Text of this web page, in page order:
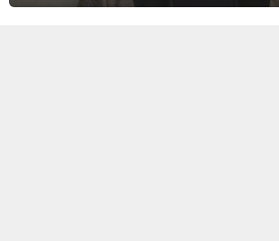
voor de Televizier-Ring Online-videoserie is